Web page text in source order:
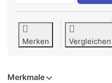
Merken Vergleichen
Merkmale